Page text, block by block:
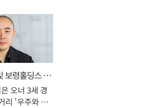
보령홀딩스 대
오너 3세 경
리 '우주와 헬